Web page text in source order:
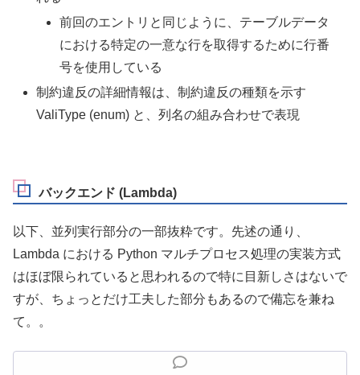
前回のエントリと同じように、テーブルデータ
における特定の一意な行を取得するために行番
号を使用している
制約違反の詳細情報は、制約違反の種類を示す
ValiType (enum) と、列名の組み合わせで表現
バックエンド (Lambda)
以下、並列実行部分の一部抜粋です。先述の通り、
Lambda における Python マルチプロセス処理の実装方式
はほぼ限られていると思われるので特に目新しさはないで
すが、ちょっとだけ工夫した部分もあるので備忘を兼ね
て。。